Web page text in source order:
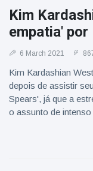
Kim
empatia' por
6 March 2021
Kim Kardashian
depois de assistir
Spears', já que a
o assunto de